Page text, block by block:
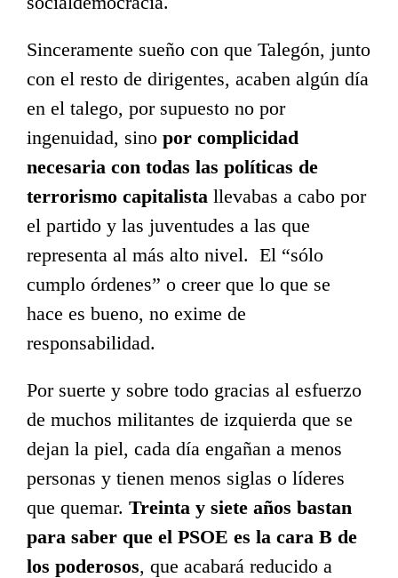
Sinceramente sueño con que Talegón, junto
con el resto de dirigentes, acaben algún día
en el talego, por supuesto no por
ingenuidad, sino por complicidad
necesaria con todas las políticas de
terrorismo capitalista llevabas a cabo por
el partido y las juventudes a las que
representa al más alto nivel. El “sólo
cumplo órdenes” o creer que lo que se
hace es bueno, no exime de
responsabilidad.
Por suerte y sobre todo gracias al esfuerzo
de muchos militantes de izquierda que se
dejan la piel, cada día engañan a menos
personas y tienen menos siglas o líderes
que quemar. Treinta y siete años bastan
para saber que el PSOE es la cara B de
los poderosos, que acabará reducido a